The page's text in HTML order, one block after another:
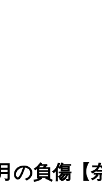
の負傷【